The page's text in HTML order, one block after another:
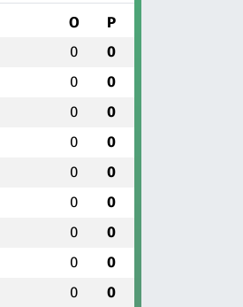
O P
0 0
0 0
0 0
0 0
0 0
0 0
0 0
0 0
0 0